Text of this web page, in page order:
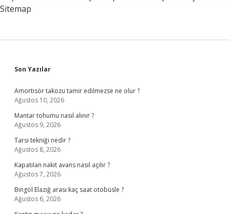
Sitemap
Sidebar
Son Yazılar
Amortisör takozu tamir edilmezse ne olur ?
Ağustos 10, 2026
Mantar tohumu nasıl alınır ?
Ağustos 9, 2026
Tarsi tekniği nedir ?
Ağustos 8, 2026
Kapatılan nakit avans nasıl açılır ?
Ağustos 7, 2026
Bingöl Elazığ arası kaç saat otobüsle ?
Ağustos 6, 2026